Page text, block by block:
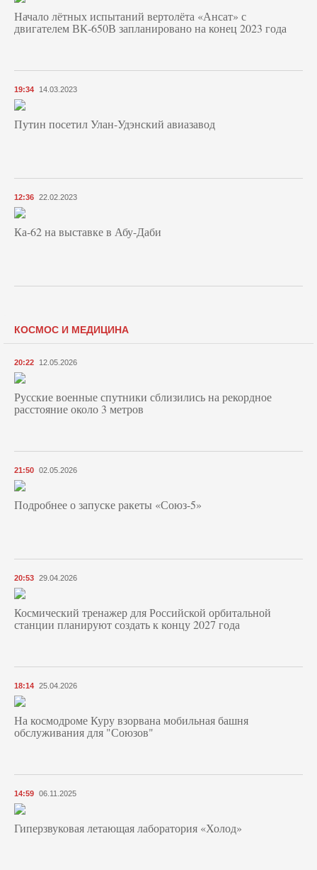
Начало лётных испытаний вертолёта «Ансат» с
двигателем ВК-650В запланировано на конец 2023 года
19:34 14.03.2023
Путин посетил Улан-Удэнский авиазавод
12:36 22.02.2023
Ка-62 на выставке в Абу-Даби
КОСМОС И МЕДИЦИНА
20:22 12.05.2026
Русские военные спутники сблизились на рекордное
расстояние около 3 метров
21:50 02.05.2026
Подробнее о запуске ракеты «Союз‑5»
20:53 29.04.2026
Космический тренажер для Российской орбитальной
станции планируют создать к концу 2027 года
18:14 25.04.2026
На космодроме Куру взорвана мобильная башня
обслуживания для "Союзов"
14:59 06.11.2025
Гиперзвуковая летающая лаборатория «Холод»